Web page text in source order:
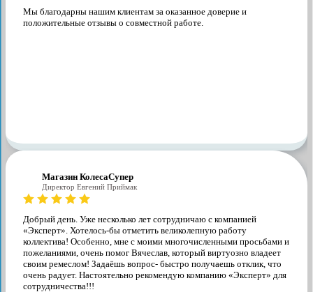
Мы благодарны нашим клиентам за оказанное доверие и
положительные отзывы о совместной работе.
Магазин КолесаСупер
Директор ​Евгений Приймак
Добрый день. Уже несколько лет сотрудничаю с компанией
«Эксперт». Хотелось-бы отметить великолепную работу
коллектива! Особенно, мне с моими многочисленными просьбами и
пожеланиями, очень помог Вячеслав, который виртуозно владеет
своим ремеслом! Задаёшь вопрос- быстро получаешь отклик, что
очень радует. Настоятельно рекомендую компанию «Эксперт» для
сотрудничества!!!